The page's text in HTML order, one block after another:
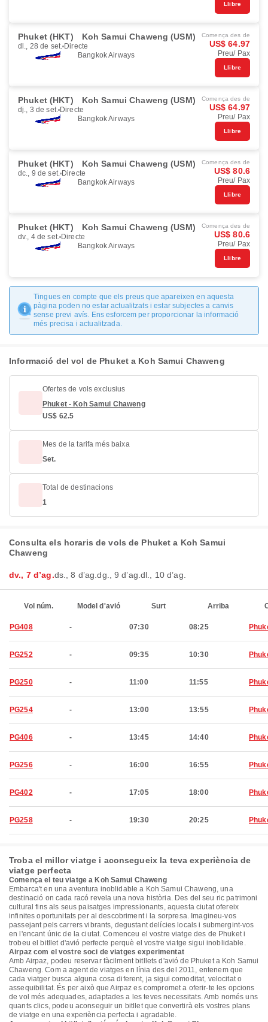
Llibre
Phuket (HKT) Koh Samui Chaweng (USM)
dl., 28 de set. Directe
Bangkok Airways
Comença des de
US$ 64.97
Preu/ Pax
Llibre
Phuket (HKT) Koh Samui Chaweng (USM)
dj., 3 de set. Directe
Bangkok Airways
Comença des de
US$ 64.97
Preu/ Pax
Llibre
Phuket (HKT) Koh Samui Chaweng (USM)
dc., 9 de set. Directe
Bangkok Airways
Comença des de
US$ 80.6
Preu/ Pax
Llibre
Phuket (HKT) Koh Samui Chaweng (USM)
dv., 4 de set. Directe
Bangkok Airways
Comença des de
US$ 80.6
Preu/ Pax
Llibre
Tingues en compte que els preus que apareixen en aquesta
pàgina poden no estar actualitzats i estar subjectes a canvis
sense previ avís. Ens esforcem per proporcionar la informació
més precisa i actualitzada.
Informació del vol de Phuket a Koh Samui Chaweng
Ofertes de vols exclusius
Phuket - Koh Samui Chaweng
US$ 62.5
Mes de la tarifa més baixa
Set.
Total de destinacions
1
Consulta els horaris de vols de Phuket a Koh Samui
Chaweng
dv., 7 d’ag.ds., 8 d’ag.dg., 9 d’ag.dl., 10 d’ag.
Vol núm. Model d'avió Surt Arriba
PG408 - 07:30 08:25
PG252 - 09:35 10:30
PG250 - 11:00 11:55
PG254 - 13:00 13:55
PG406 - 13:45 14:40
PG256 - 16:00 16:55
PG402 - 17:05 18:00
PG258 - 19:30 20:25
Troba el millor viatge i aconsegueix la teva experiència de
viatge perfecta
Comença el teu viatge a Koh Samui Chaweng
Embarca't en una aventura inoblidable a Koh Samui Chaweng, una
destinació on cada racó revela una nova història. Des del seu ric patrimoni
cultural fins als seus paisatges impressionants, aquesta ciutat ofereix
infinites oportunitats per al descobriment i la sorpresa. Imagineu-vos
passejant pels carrers vibrants, degustant delícies locals i submergint-vos
en l'encant únic de la ciutat. Comenceu el vostre viatge des de Phuket i
trobeu el bitllet d'avió perfecte perquè el vostre viatge sigui inoblidable.
Airpaz com el vostre soci de viatges experimentat
Amb Airpaz, podeu reservar fàcilment bitllets d'avió de Phuket a Koh Samui
Chaweng. Com a agent de viatges en línia des del 2011, entenem que
cada viatger busca alguna cosa diferent, ja sigui comoditat, velocitat o
assequibilitat. És per això que Airpaz es compromet a oferir-te les opcions
de vol més adequades, adaptades a les teves necessitats. Amb només uns
quants clics, podeu aconseguir un bitllet que convertirà els vostres plans
de viatge en una experiència perfecta i agradable.